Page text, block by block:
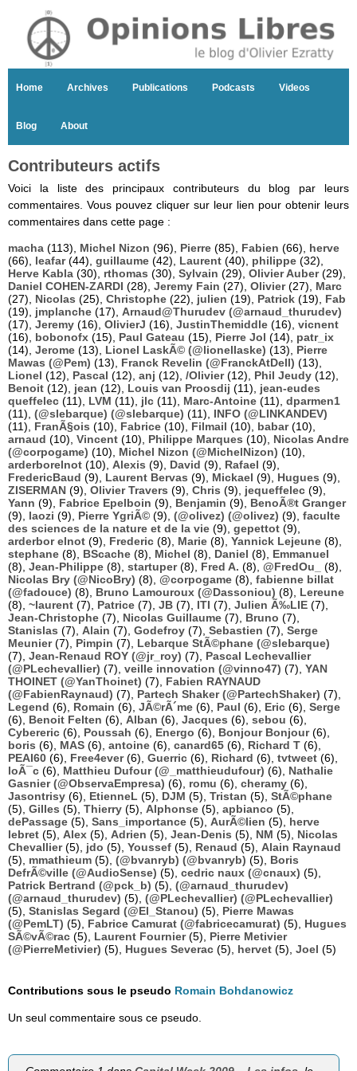
Home Archives Publications Podcasts Videos
Blog About
Contributeurs actifs
Voici la liste des principaux contributeurs du blog par leurs
commentaires. Vous pouvez cliquer sur leur lien pour obtenir leurs
commentaires dans cette page :
macha (113), Michel Nizon (96), Pierre (85), Fabien (66), herve
(66), leafar(44), guillaume (42), Laurent (40), philippe (32),
Herve Kabla (30), rthomas (30), Sylvain (29), Olivier Auber(29),
Daniel COHEN-ZARDI (28), Jeremy Fain (27), Olivier(27), Marc
(27), Nicolas (25), Christophe (22), julien (19), Patrick (19), Fab
(19), jmplanche (17), Arnaud@Thurudev (@arnaud_thurudev)
(17), Jeremy (16), OlivierJ (16), JustinThemiddle (16), vicnent
(16), bobonofx (15), Paul Gateau (15), Pierre Jol (14), patr_ix
(14), Jerome (13), Lionel LaskÃ© (@lionellaske) (13), Pierre
Mawas (@Pem) (13), Franck Revelin (@FranckAtDell) (13),
Lionel (12), Pascal (12), anj (12), /Olivier(12), Phil Jeudy (12),
Benoit (12), jean (12), Louis van Proosdij (11), jean-eudes
queffelec (11), LVM (11), jlc (11), Marc-Antoine (11), dparmen1
(11), (@slebarque) (@slebarque) (11), INFO (@LINKANDEV)
(11), FranÃ§ois (10), Fabrice (10), Filmail (10), babar(10),
arnaud (10), Vincent (10), Philippe Marques (10), Nicolas Andre
(@corpogame) (10), Michel Nizon (@MichelNizon) (10),
arderborelnot (10), Alexis (9), David (9), Rafael (9),
FredericBaud (9), Laurent Bervas (9), Mickael (9), Hugues (9),
ZISERMAN (9), Olivier Travers (9), Chris (9), jequeffelec (9),
Yann (9), Fabrice Epelboin (9), Benjamin (9), BenoÃ®t Granger
(9), laozi (9), Pierre YgriÃ© (9), (@olivez) (@olivez) (9), faculte
des sciences de la nature et de la vie (9), gepettot (9),
arderbor elnot (9), Frederic (8), Marie (8), Yannick Lejeune (8),
stephane (8), BScache (8), Michel (8), Daniel (8), Emmanuel
(8), Jean-Philippe (8), startuper(8), Fred A. (8), @FredOu_
(8),
Nicolas Bry (@NicoBry) (8), @corpogame (8), fabienne billat
(@fadouce) (8), Bruno Lamouroux (@Dassoniou) (8), Lereune
(8), ~laurent (7), Patrice (7), JB (7), ITI (7), Julien Ã‰LIE (7),
Jean-Christophe (7), Nicolas Guillaume (7), Bruno (7),
Stanislas (7), Alain (7), Godefroy (7), Sebastien (7), Serge
Meunier(7), Pimpin (7), Lebarque StÃ©phane (@slebarque)
(7), Jean-Renaud ROY (@jr_roy) (7), Pascal Lechevallier
(@PLechevallier) (7), veille innovation (@vinno47) (7), YAN
THOINET (@YanThoinet) (7), Fabien RAYNAUD
(@FabienRaynaud) (7), Partech Shaker (@PartechShaker) (7),
Legend (6), Romain (6), JÃ©rÃ´me (6), Paul (6), Eric (6), Serge
(6), Benoit Felten (6), Alban (6), Jacques (6), sebou (6),
Cybereric (6), Poussah (6), Energo (6), Bonjour Bonjour(6),
boris (6), MAS (6), antoine (6), canard65 (6), Richard T (6),
PEAI60 (6), Free4ever(6), Guerric (6), Richard (6), tvtweet (6),
loÃ¯c (6), Matthieu Dufour (@_matthieudufour) (6), Nathalie
Gasnier (@ObservaEmpresa) (6), romu (6), cheramy (6),
Jasontrisy (6), EtienneL (5), DJM (5), Tristan (5), StÃ©phane
(5), Gilles (5), Thierry (5), Alphonse (5), apbianco (5),
dePassage (5), Sans_importance (5), AurÃ©lien (5), herve
lebret (5), Alex (5), Adrien (5), Jean-Denis (5), NM (5), Nicolas
Chevallier(5), jdo (5), Youssef (5), Renaud (5), Alain Raynaud
(5), mmathieum (5), (@bvanryb) (@bvanryb) (5), Boris
DefrÃ©ville (@AudioSense) (5), cedric naux (@cnaux) (5),
Patrick Bertrand (@pck_b) (5), (@arnaud_thurudev)
(@arnaud_thurudev) (5), (@PLechevallier) (@PLechevallier)
(5), Stanislas Segard (@El_Stanou) (5), Pierre Mawas
(@PemLT) (5), Fabrice Camurat (@fabricecamurat) (5), Hugues
SÃ©vÃ©rac (5), Laurent Fournier(5), Pierre Metivier
(@PierreMetivier) (5), Hugues Severac (5), hervet (5), Joel (5)
Contributions sous le pseudo Romain Bohdanowicz
Un seul commentaire sous ce pseudo.